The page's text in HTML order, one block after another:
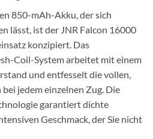
850-mAh-Akku, der sich
lässt, ist der JNR Falcon 16000
konzipiert. Das
Coil-System arbeitet mit einem
und entfesselt die vollen,
jedem einzelnen Zug. Die
garantiert dichte
Geschmack, der Sie nicht